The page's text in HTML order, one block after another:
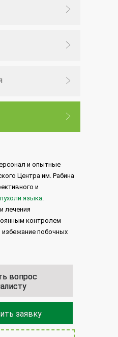
и опытные
Центра им. Рабина
и
языка.
лечения
контролем
избежание побочных
вопрос
заявку